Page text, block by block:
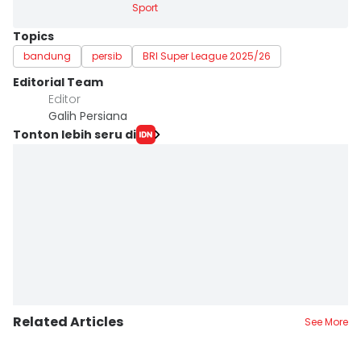
Sport
Topics
bandung persib BRI Super League 2025/26
Editorial Team
Editor
Galih Persiana
Tonton lebih seru di
Related Articles See More